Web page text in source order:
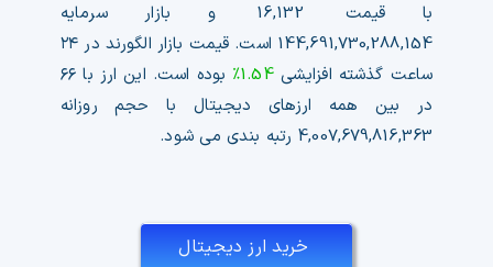
با قیمت
16,132
و بازار سرمایه
144,691,730,288,154
است. قیمت بازار الگورند در ۲۴
ساعت گذشته افزایشی1.54%
بوده است. این ارز با ۶۶
در بین همه ارزهای دیجیتال با حجم روزانه
4,007,679,816,363 رتبه بندی می شود.
خرید ارز دیجیتال